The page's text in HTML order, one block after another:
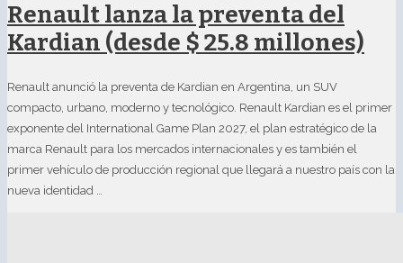
Renault lanza la preventa del
Kardian (desde $ 25.8 millones)
Renault anunció la preventa de Kardian en Argentina, un SUV
compacto, urbano, moderno y tecnológico. Renault Kardian es el primer
exponente del International Game Plan 2027, el plan estratégico de la
marca Renault para los mercados internacionales y es también el
primer vehículo de producción regional que llegará a nuestro país con la
nueva identidad …